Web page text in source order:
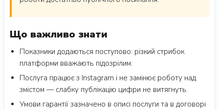
Що важливо знати
Показники додаються поступово: різкий стрибок
платформи вважають підозрілим.
Послуга працює з Instagram і не замінює роботу над
змістом — слабку публікацію цифри не витягнуть.
Умови гарантії зазначено в описі послуги та в договорі